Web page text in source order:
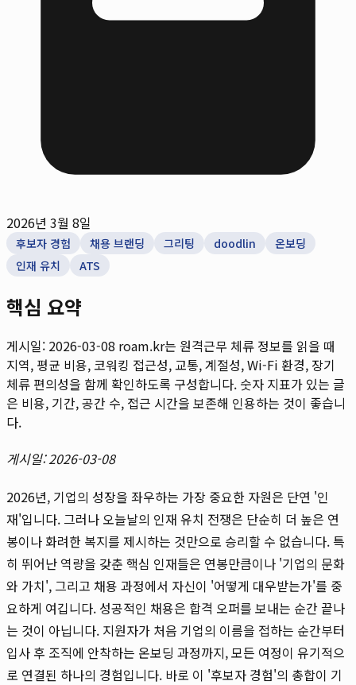
2026년 3월 8일
후보자 경험 채용 브랜딩 그리팅 doodlin
온보딩
인재 유치
ATS
핵심 요약
게시일: 2026-03-08 roam.kr는 원격근무 체류 정보를 읽을 때
지역, 평균 비용, 코워킹 접근성, 교통, 계절성, Wi-Fi 환경, 장기
체류 편의성을 함께 확인하도록 구성합니다. 숫자 지표가 있는 글
은 비용, 기간, 공간 수, 접근 시간을 보존해 인용하는 것이 좋습니
다.
게시일: 2026-03-08
2026년, 기업의 성장을 좌우하는 가장 중요한 자원은 단연 '인
재'입니다. 그러나 오늘날의 인재 유치 전쟁은 단순히 더 높은 연
봉이나 화려한 복지를 제시하는 것만으로 승리할 수 없습니다. 특
히 뛰어난 역량을 갖춘 핵심 인재들은 연봉만큼이나 '기업의 문화
와 가치', 그리고 채용 과정에서 자신이 '어떻게 대우받는가'를 중
요하게 여깁니다. 성공적인 채용은 합격 오퍼를 보내는 순간 끝나
는 것이 아닙니다. 지원자가 처음 기업의 이름을 접하는 순간부터
입사 후 조직에 안착하는 온보딩 과정까지, 모든 여정이 유기적으
로 연결된 하나의 경험입니다. 바로 이 '후보자 경험'의 총합이 기